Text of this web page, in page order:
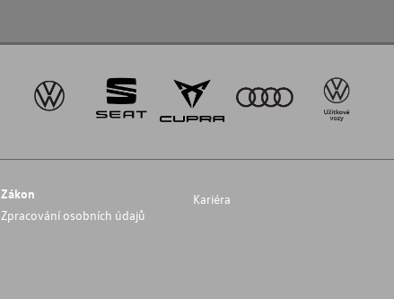
Zákon
Zpracování osobních údajů
Kariéra